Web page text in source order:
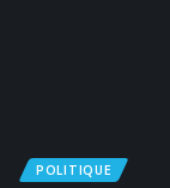
POLITIQUE